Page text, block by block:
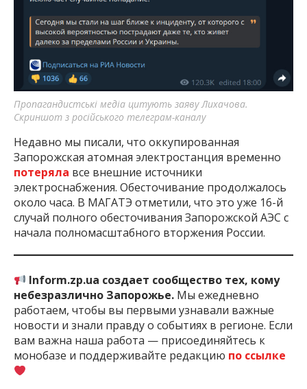
Пропагандистські медіа цитують заяву Лихачова.
Скриншот з російського телеграм-каналу
Недавно мы писали, что оккупированная
Запорожская атомная электростанция временно
потеряла все внешние источники
электроснабжения. Обесточивание продолжалось
около часа. В МАГАТЭ отметили, что это уже 16-й
случай полного обесточивания Запорожской АЭС с
начала полномасштабного вторжения России.
Inform.zp.ua создает сообщество тех, кому
небезразлично Запорожье. Мы ежедневно
работаем, чтобы вы первыми узнавали важные
новости и знали правду о событиях в регионе. Если
вам важна наша работа — присоединяйтесь к
монобазе и поддерживайте редакцию по ссылке